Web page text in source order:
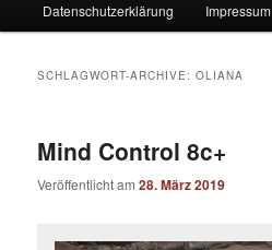
Datenschutzerklärung Impressum
SCHLAGWORT-ARCHIVE:OLIANA
Mind Control 8c+
Veröffentlicht am28. März 2019